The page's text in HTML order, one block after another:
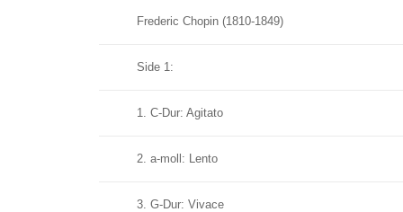
Frederic Chopin (1810-1849)
Side 1:
1. C-Dur: Agitato
2. a-moll: Lento
3. G-Dur: Vivace